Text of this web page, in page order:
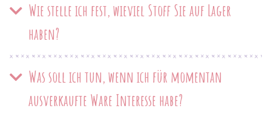
Wie stelle ich fest, wieviel Stoff Sie auf Lager
haben?
Was soll ich tun, wenn ich für momentan
ausverkaufte Ware Interesse habe?